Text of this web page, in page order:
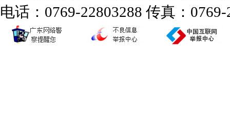
电话：0769-22803288 传真：0769-